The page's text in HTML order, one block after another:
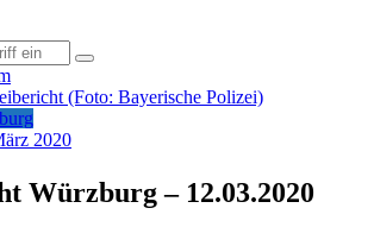
2020
Würzburg – 12.03.2020